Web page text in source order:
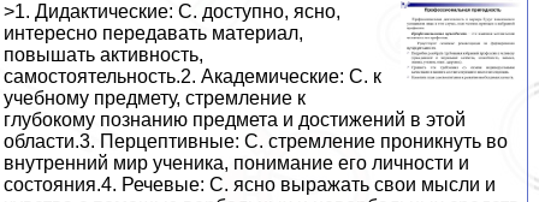
>1. Дидактические: С. доступно, ясно,
интересно передавать материал,
повышать активность,
самостоятельность.2. Академические: С. к
учебному предмету, стремление к
глубокому познанию предмета и достижений в этой
области.3. Перцептивные: С. стремление проникнуть во
внутренний мир ученика, понимание его личности и
состояния.4. Речевые: С. ясно выражать свои мысли и